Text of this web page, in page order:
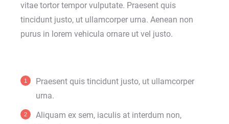
vitae tortor tempor vulputate. Praesent quis
tincidunt justo, ut ullamcorper urna. Aenean non
purus in lorem vehicula ornare ut vel justo.
Praesent quis tincidunt justo, ut ullamcorper
urna.
Aliquam ex sem, iaculis at interdum non,